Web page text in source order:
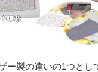
ー製の違いの1つとし